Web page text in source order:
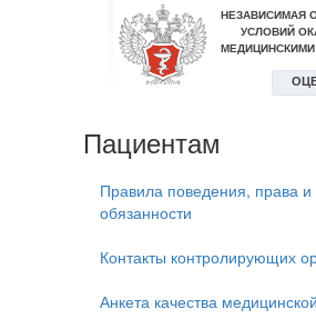
Пациентам
Правила поведения, права и
обязанности
Контакты контролирующих
Анкета качества